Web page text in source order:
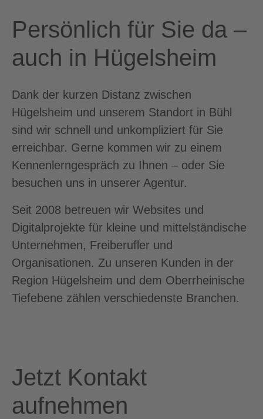
Persönlich für Sie da –
auch in Hügelsheim
Dank der kurzen Distanz zwischen
Hügelsheim und unserem Standort in Bühl
sind wir schnell und unkompliziert für Sie
erreichbar. Gerne kommen wir zu einem
Kennenlerngespräch zu Ihnen – oder Sie
besuchen uns in unserer Agentur.
Seit 2008 betreuen wir Websites und
Digitalprojekte für kleine und mittelständische
Unternehmen, Freiberufler und
Organisationen. Zu unseren Kunden in der
Region Hügelsheim und dem Oberrheinische
Tiefebene zählen verschiedenste Branchen.
Jetzt Kontakt
aufnehmen